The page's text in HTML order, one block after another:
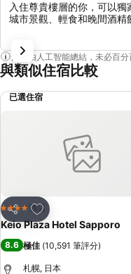
入住尊貴樓層的你，可以
城市景觀、輕食和晚間酒精
內容由人工智能總結，未必百分
與類似住宿比較
已選住宿
分享
放到收藏夾
4 星級 酒店
Keio Plaza Hotel Sapporo
8.6 極佳 (10,591 筆評分)
札幌, 日本